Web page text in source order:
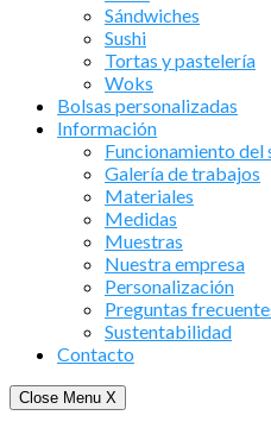
Sándwiches
Sushi
Tortas y pastelería
Woks
Bolsas personalizadas
Información
Funcionamiento del
Galería de trabajos
Materiales
Medidas
Muestras
Nuestra empresa
Personalización
Preguntas
Sustentabilidad
Contacto
Close Menu X